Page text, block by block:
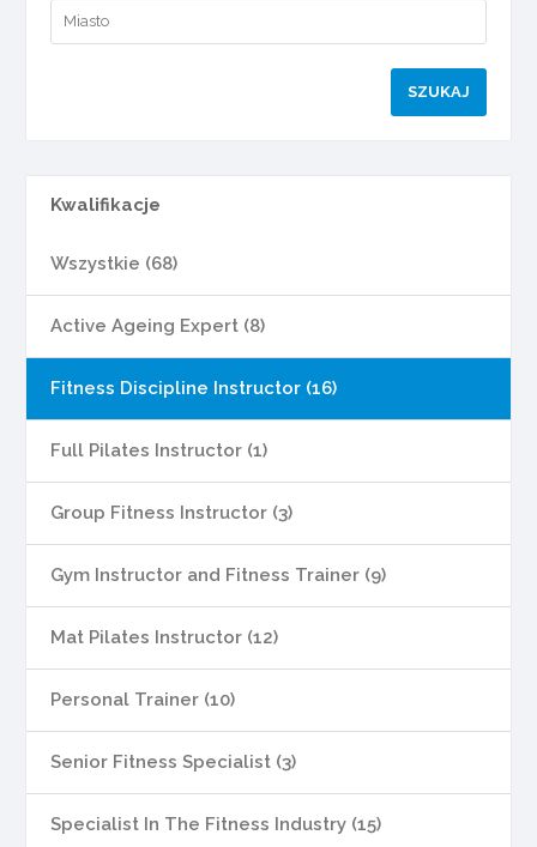
Kwalifikacje
Wszystkie (68)
Active Ageing Expert (8)
Fitness Discipline Instructor (16)
Full Pilates Instructor (1)
Group Fitness Instructor (3)
Gym Instructor and Fitness Trainer (9)
Mat Pilates Instructor (12)
Personal Trainer (10)
Senior Fitness Specialist (3)
Specialist In The Fitness Industry (15)